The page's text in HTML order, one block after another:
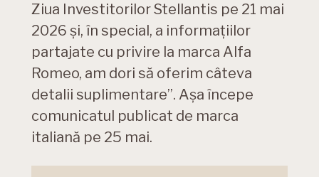
Ziua Investitorilor Stellantis pe 21 mai
2026 și, în special, a informațiilor
partajate cu privire la marca Alfa
Romeo, am dori să oferim câteva
detalii suplimentare”. Așa începe
comunicatul publicat de marca
italiană pe 25 mai.